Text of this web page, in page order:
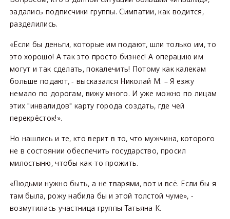
задались подписчики группы. Симпатии, как водится,
разделились.
«Если бы деньги, которые им подают, шли только им, то
это хорошо! А так это просто бизнес! А операцию им
могут и так сделать, покалечить! Потому как калекам
больше подают, - высказался Николай М. – Я езжу
немало по дорогам, вижу много. И уже можно по лицам
этих "инвалидов" карту города создать, где чей
перекрёсток!».
Но нашлись и те, кто верит в то, что мужчина, которого
не в состоянии обеспечить государство, просил
милостыню, чтобы как-то прожить.
«Людьми нужно быть, а не тварями, вот и всё. Если бы я
там была, рожу набила бы и этой толстой чуме», -
возмутилась участница группы Татьяна К.